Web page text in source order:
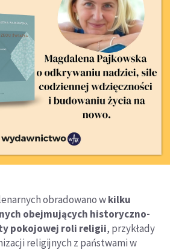
obradowano wkilku
obejmujących historyczno-
pokojowej roli religii, przykłady
religijnych z państwami w